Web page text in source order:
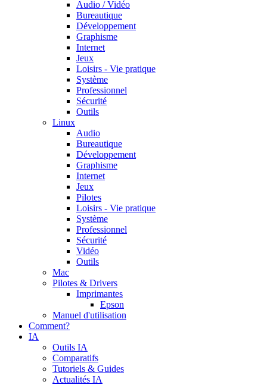
Audio / Vidéo
Bureautique
Développement
Graphisme
Internet
Jeux
Loisirs - Vie pratique
Système
Professionnel
Sécurité
Outils
Linux
Audio
Bureautique
Développement
Graphisme
Internet
Jeux
Pilotes
Loisirs - Vie pratique
Système
Professionnel
Sécurité
Vidéo
Outils
Mac
Pilotes & Drivers
Imprimantes
Epson
Manuel d'utilisation
Comment?
IA
Outils IA
Comparatifs
Tutoriels & Guides
Actualités IA